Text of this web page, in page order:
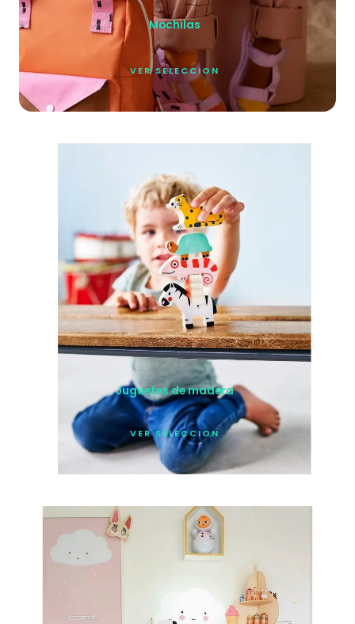
Mochilas
VER SELECCION
Juguetes de madera
VER SELECCION